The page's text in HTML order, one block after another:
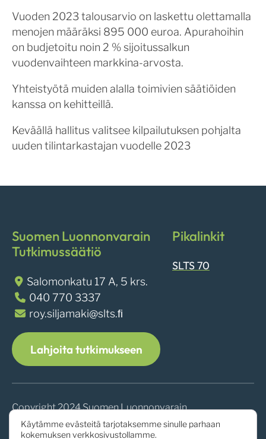
Vuoden 2023 talousarvio on laskettu olettamalla
menojen määräksi 895 000 euroa. Apurahoihin
on budjetoitu noin 2 % sijoitussalkun
vuodenvaihteen markkina-arvosta.
Yhteistyötä muiden alalla toimivien säätiöiden
kanssa on kehitteillä.
Keväällä hallitus valitsee kilpailutuksen pohjalta
uuden tilintarkastajan vuodelle 2023
Suomen Luonnonvarain
Tutkimussäätiö
Salomonkatu 17 A, 5 krs.
040 770 3337
roy.siljamaki@slts.ﬁ
Pikalinkit
SLTS 70
Lahjoita tutkimukseen
Copyright 2024 Suomen Luonnonvarain
Tutkimussäätiö
Käytämme evästeitä tarjotaksemme sinulle parhaan
kokemuksen verkkosivustollamme.